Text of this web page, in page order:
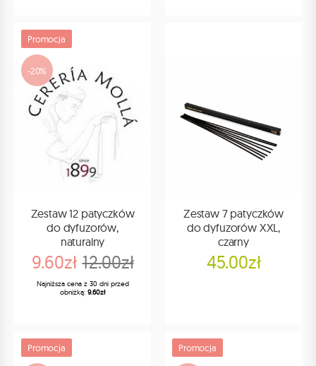
Promocja
-20%
Zestaw 12 patyczków
do dyfuzorów,
naturalny
9.60zł 12.00zł
Najniższa cena z 30 dni przed
obniżką: 9.60zł
Zestaw 7 patyczków
do dyfuzorów XXL,
czarny
45.00zł
Promocja Promocja